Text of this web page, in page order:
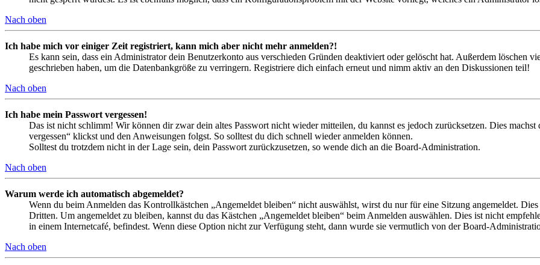
Nach oben
Ich habe mich vor einiger Zeit registriert, kann mich aber nicht mehr anmelden?!
Es kann sein, dass ein Administrator dein Benutzerkonto aus verschieden Gründen deaktiviert oder gelöscht hat. Außerdem löschen
geschrieben haben, um die Datenbankgröße zu verringern. Registriere dich einfach erneut und nimm aktiv an den Diskussionen teil!
Nach oben
Ich habe mein Passwort vergessen!
Das ist nicht schlimm! Wir können dir zwar dein altes Passwort nicht wieder mitteilen, du kannst es jedoch zurücksetzen. Dies
vergessen“ klickst und den Anweisungen folgst. So solltest du dich schnell wieder anmelden können.
Solltest du trotzdem nicht in der Lage sein, dein Passwort zurückzusetzen, so wende dich an die Board-Administration.
Nach oben
Warum werde ich automatisch abgemeldet?
Wenn du beim Anmelden das Kontrollkästchen „Angemeldet bleiben“ nicht auswählst, wirst du nur für eine Sitzung angemeldet.
Dritten. Um angemeldet zu bleiben, kannst du das Kästchen „Angemeldet bleiben“ beim Anmelden auswählen. Dies ist nicht
in einem Internetcafé, befindest. Wenn diese Option nicht zur Verfügung steht, dann wurde sie vermutlich von der Board-
Nach oben